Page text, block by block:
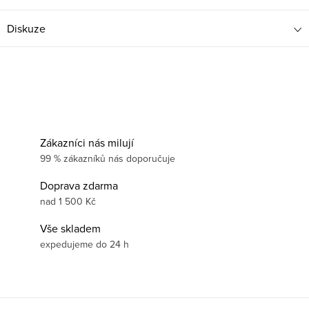
Diskuze
Zákazníci nás milují
99 % zákazníků nás doporučuje
Doprava zdarma
nad 1 500 Kč
Vše skladem
expedujeme do 24 h